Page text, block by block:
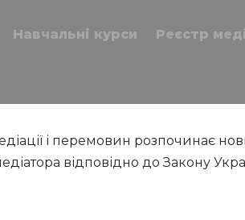
Навчальні курси Реєстр